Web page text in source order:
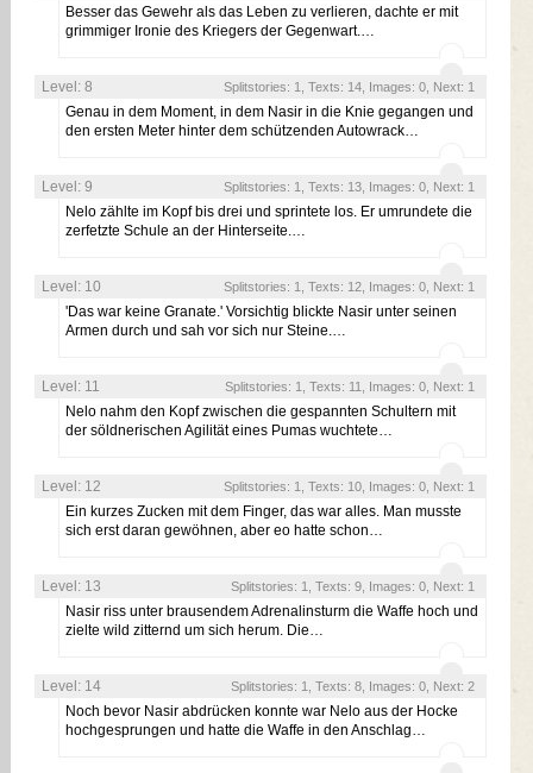
Besser das Gewehr als das Leben zu verlieren, dachte er mit
grimmiger Ironie des Kriegers der Gegenwart.…
Level: 8 Splitstories: 1, Texts: 14, Images: 0, Next: 1
Genau in dem Moment, in dem Nasir in die Knie gegangen und
den ersten Meter hinter dem schützenden Autowrack…
Level: 9 Splitstories: 1, Texts: 13, Images: 0, Next: 1
Nelo zählte im Kopf bis drei und sprintete los. Er umrundete die
zerfetzte Schule an der Hinterseite.…
Level: 10 Splitstories: 1, Texts: 12, Images: 0, Next: 1
'Das war keine Granate.' Vorsichtig blickte Nasir unter seinen
Armen durch und sah vor sich nur Steine.…
Level: 11 Splitstories: 1, Texts: 11, Images: 0, Next: 1
Nelo nahm den Kopf zwischen die gespannten Schultern mit
der söldnerischen Agilität eines Pumas wuchtete…
Level: 12 Splitstories: 1, Texts: 10, Images: 0, Next: 1
Ein kurzes Zucken mit dem Finger, das war alles. Man musste
sich erst daran gewöhnen, aber eo hatte schon…
Level: 13 Splitstories: 1, Texts: 9, Images: 0, Next: 1
Nasir riss unter brausendem Adrenalinsturm die Waffe hoch und
zielte wild zitternd um sich herum. Die…
Level: 14 Splitstories: 1, Texts: 8, Images: 0, Next: 2
Noch bevor Nasir abdrücken konnte war Nelo aus der Hocke
hochgesprungen und hatte die Waffe in den Anschlag…